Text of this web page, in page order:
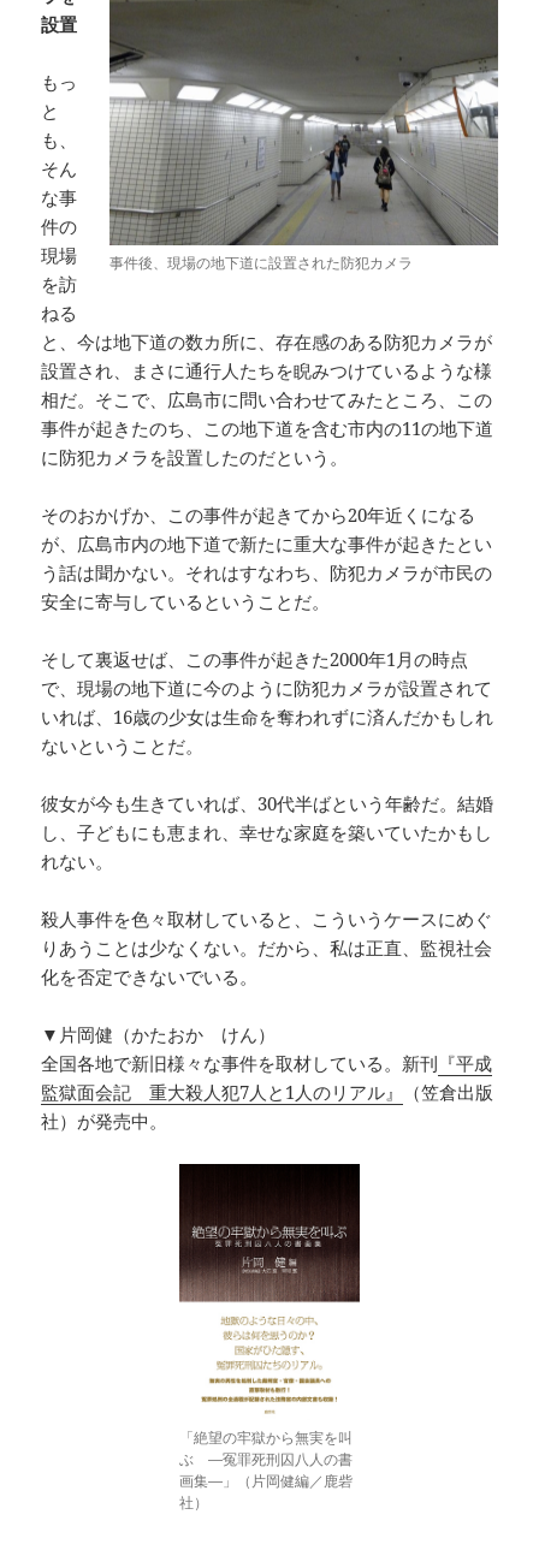
事件後、現場の地下道に設置された防犯カメラ
設置
もっ
と
も、
そん
な事
件の
現場
を訪
ねる
と、今は地下道の数カ所に、存在感のある防犯カメラが
設置され、まさに通行人たちを睨みつけているような様
相だ。そこで、広島市に問い合わせてみたところ、この
事件が起きたのち、この地下道を含む市内の11の地下道
に防犯カメラを設置したのだという。
そのおかげか、この事件が起きてから20年近くになる
が、広島市内の地下道で新たに重大な事件が起きたとい
う話は聞かない。それはすなわち、防犯カメラが市民の
安全に寄与しているということだ。
そして裏返せば、この事件が起きた2000年1月の時点
で、現場の地下道に今のように防犯カメラが設置されて
いれば、16歳の少女は生命を奪われずに済んだかもしれ
ないということだ。
彼女が今も生きていれば、30代半ばという年齢だ。結婚
し、子どもにも恵まれ、幸せな家庭を築いていたかもし
れない。
殺人事件を色々取材していると、こういうケースにめぐ
りあうことは少なくない。だから、私は正直、監視社会
化を否定できないでいる。
▼片岡健（かたおか けん）
全国各地で新旧様々な事件を取材している。新刊 『平成
監獄面会記 重大殺人犯7人と1人のリアル』
（笠倉出版
社）が発売中。
「絶望の牢獄から無実を叫
ぶ ―冤罪死刑囚八人の書
画集―」（片岡健編／鹿砦
社）